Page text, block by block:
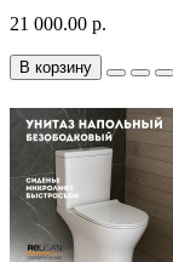
21 000.00 р.
В корзину